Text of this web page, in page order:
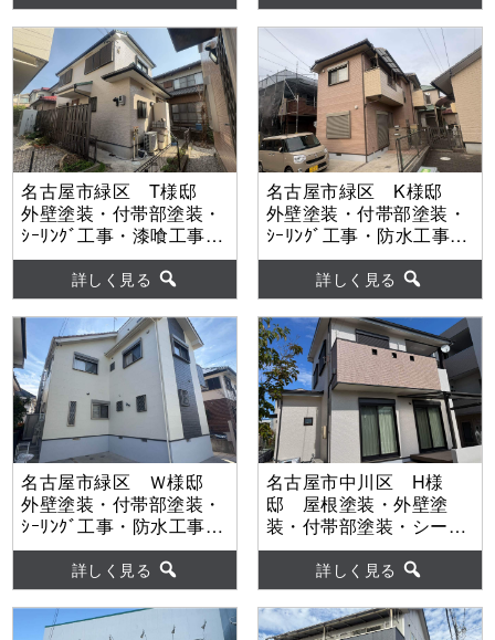
根：水性ヤネフレッシュ
Si 外壁：ウルトラSi
MUGAseven
名古屋市緑区 T様邸
外壁塗装・付帯部塗装・
ｼｰﾘﾝｸﾞ工事・漆喰工事
【使用塗料】外壁：ウル
トラMUKI詳しく見る
名古屋市緑区 K様邸
外壁塗装・付帯部塗装・
ｼｰﾘﾝｸﾞ工事・防水工事・
漆喰工事 【使用塗料】
外壁：超低汚染ﾘﾌｧｲﾝ弾
性1000MS-IR
詳しく見る
名古屋市緑区 Ｗ様邸
外壁塗装・付帯部塗装・
ｼｰﾘﾝｸﾞ工事・防水工事・
漆喰工事 【使用塗料】
外壁：超低汚染リファイ
ン1000無機-IR
詳しく見る
名古屋市中川区 H様
邸 屋根塗装・外壁塗
装・付帯部塗装・シーリ
ング工事 【使用塗料】
屋根：ウルトラMUKI
外壁：ウルトラMUKI
詳しく見る